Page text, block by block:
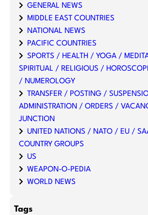
GENERAL NEWS
MIDDLE EAST COUNTRIES
NATIONAL NEWS
PACIFIC COUNTRIES
SPORTS / HEALTH / YOGA /
SPIRITUAL / RELIGIOUS /
/ NUMEROLOGY
TRANSFER / POSTING /
ADMINISTRATION / ORDERS /
JUNCTION
UNITED NATIONS / NATO / EU /
COUNTRY GROUPS
US
WEAPON-O-PEDIA
WORLD NEWS
Tags